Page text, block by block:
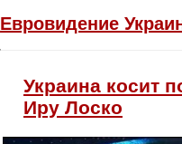
Евровидение
Украина косит
Иру Лоско